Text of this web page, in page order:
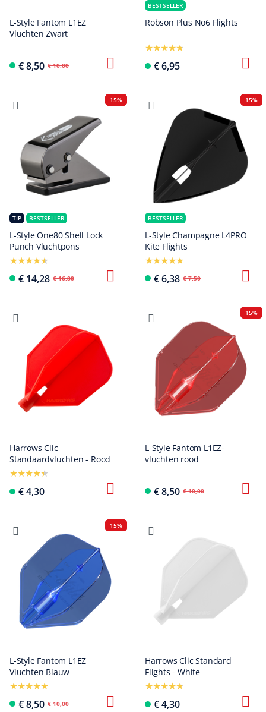
L-Style Fantom L1EZ
Vluchten Zwart
€ 8,50 € 10,00
BESTSELLER
Robson Plus No6 Flights
€ 6,95
15%
TIP BESTSELLER
L-Style One80 Shell Lock
Punch Vluchtpons
€ 14,28 € 16,80
15%
BESTSELLER
L-Style Champagne L4PRO
Kite Flights
€ 6,38 € 7,50
Harrows Clic
Standaardvluchten - Rood
€ 4,30
15%
L-Style Fantom L1EZ-
vluchten rood
€ 8,50 € 10,00
15%
L-Style Fantom L1EZ
Vluchten Blauw
€ 8,50 € 10,00
Harrows Clic Standard
Flights - White
€ 4,30